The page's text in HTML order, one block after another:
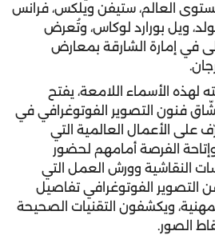
العالم، ستيفن ويلكس، فرانس
ويل بورارد لوكاس، وتُعرض
في إمارة الشارقة بمعارض
الأسماء اللامعة، يفتح
فنون التصوير الفوتوغرافي في
على الأعمال العالمية التي
الفرصة أمامهم لحضور
النقاشية وورش العمل التي
التصوير الفوتوغرافي تفاصيل
ويكشفون التقنيات الصحيحة
الصور.